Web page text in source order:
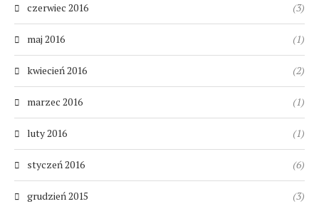
czerwiec 2016 (3)
maj 2016 (1)
kwiecień 2016 (2)
marzec 2016 (1)
luty 2016 (1)
styczeń 2016 (6)
grudzień 2015 (3)